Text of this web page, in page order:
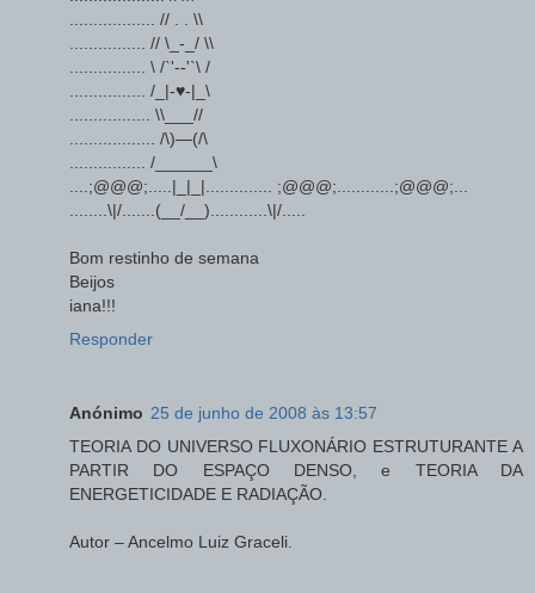
.................. // . . \\
................ // \_-_/ \\
................ \ /`'--'`\ /
................ /_|-♥-|_\
................. \\___//
.................. /\)—(/\
................ /______\
....;@@@;.....|_|_|.............. ;@@@;............;@@@;...
........\|/.......(__/__)............\|/.....
Bom restinho de semana
Beijos
iana!!!
Responder
Anónimo 25 de junho de 2008 às 13:57
TEORIA DO UNIVERSO FLUXONÁRIO ESTRUTURANTE A
PARTIR DO ESPAÇO DENSO, e TEORIA DA
ENERGETICIDADE E RADIAÇÃO.
Autor – Ancelmo Luiz Graceli.